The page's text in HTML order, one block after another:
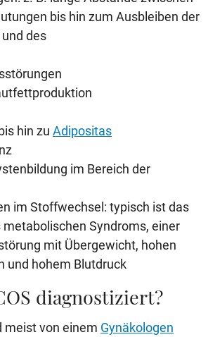
bis hin zum Ausbleiben der
des
hin zu Adipositas
im Bereich der
im Stoffwechsel: typisch ist das
Syndroms, einer
mit Übergewicht, hohen
und hohem Blutdruck
diagnostiziert?
meist von einem Gynäkologen